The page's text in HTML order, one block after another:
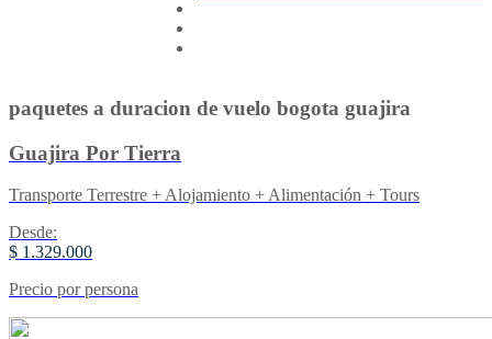
paquetes a duracion de vuelo bogota guajira
Guajira Por Tierra
Transporte Terrestre + Alojamiento + Alimentación + Tours
Desde:
$ 1.329.000
Precio por persona